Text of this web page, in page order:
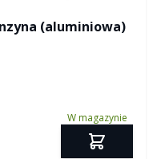
(aluminiowa)
W magazynie